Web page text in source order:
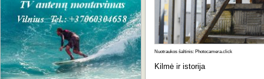
Nuotraukos šaltinis: Photocamera.click
Kilmė ir istorija